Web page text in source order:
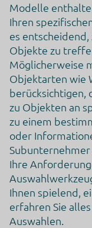
Modelle
Ihren
es
Objekte zu
Möglicherweise
Objektarten wie
berücksichtigen,
zu Objekten an
zu einem
oder
Ihre
Ihnen spielend,
erfahren Sie
Auswahlen.